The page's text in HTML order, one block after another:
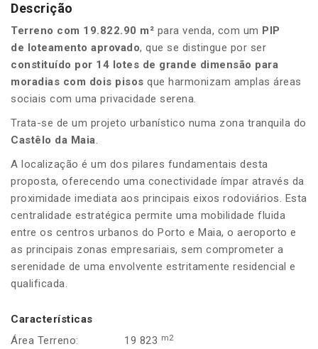
Descrição
Terreno com 19.822.90 m² para venda, com um PIP
de loteamento aprovado, que se distingue por ser
constituído por 14 lotes de grande dimensão para
moradias com dois pisos que harmonizam amplas áreas
sociais com uma privacidade serena.
Trata-se de um projeto urbanístico numa zona tranquila do
Castêlo da Maia.
A localização é um dos pilares fundamentais desta
proposta, oferecendo uma conectividade ímpar através da
proximidade imediata aos principais eixos rodoviários. Esta
centralidade estratégica permite uma mobilidade fluida
entre os centros urbanos do Porto e Maia, o aeroporto e
as principais zonas empresariais, sem comprometer a
serenidade de uma envolvente estritamente residencial e
qualificada.
Características
Área Terreno:
19 823 m2